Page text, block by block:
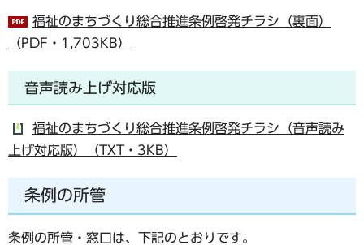
福祉のまちづくり総合推進条例啓発チラシ（裏面）
（PDF・1,703KB）
音声読み上げ対応版
福祉のまちづくり総合推進条例啓発チラシ（音声読み
上げ対応版）（TXT・3KB）
条例の所管
条例の所管・窓口は、下記のとおりです。